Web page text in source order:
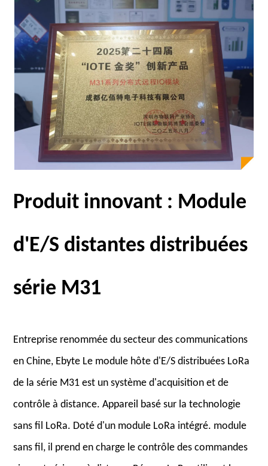
Produit innovant : Module
d'E/S distantes distribuées
série M31
Entreprise renommée du secteur des communications
en Chine, Ebyte Le module hôte d'E/S distribuées LoRa
de la série M31 est un système d'acquisition et de
contrôle à distance. Appareil basé sur la technologie
sans fil LoRa. Doté d'un module LoRa intégré. module
sans fil, il prend en charge le contrôle des commandes